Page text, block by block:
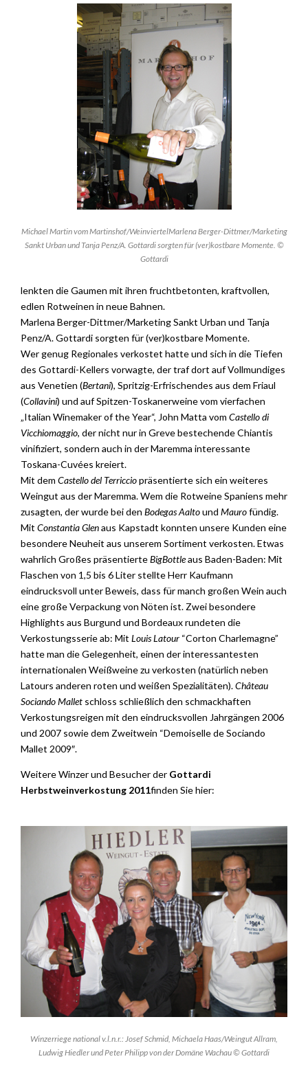
Michael Martin vom Martinshof/WeinviertelMarlena Berger-Dittmer/Marketing
Sankt Urban und Tanja Penz/A. Gottardi sorgten für (ver)kostbare Momente. ©
Gottardi
lenkten die Gaumen mit ihren fruchtbetonten, kraftvollen,
edlen Rotweinen in neue Bahnen.
Marlena Berger-Dittmer/Marketing Sankt Urban und Tanja
Penz/A. Gottardi sorgten für (ver)kostbare Momente.
Wer genug Regionales verkostet hatte und sich in die Tiefen
des Gottardi-Kellers vorwagte, der traf dort auf Vollmundiges
aus Venetien (Bertani), Spritzig-Erfrischendes aus dem Friaul
(Collavini) und auf Spitzen-Toskanerweine vom vierfachen
„Italian Winemaker of the Year“, John Matta vom Castello di
Vicchiomaggio, der nicht nur in Greve bestechende Chiantis
vinifiziert, sondern auch in der Maremma interessante
Toskana-Cuvées kreiert.
Mit dem Castello del Terricciopräsentierte sich ein weiteres
Weingut aus der Maremma. Wem die Rotweine Spaniens mehr
zusagten, der wurde bei den Bodegas Aaltound Maurofündig.
Mit Constantia Glenaus Kapstadt konnten unsere Kunden eine
besondere Neuheit aus unserem Sortiment verkosten. Etwas
wahrlich Großes präsentierteBigBottleaus Baden-Baden: Mit
Flaschen von 1,5 bis 6 Liter stellte Herr Kaufmann
eindrucksvoll unter Beweis, dass für manch großen Wein auch
eine große Verpackung von Nöten ist. Zwei besondere
Highlights aus Burgund und Bordeaux rundeten die
Verkostungsserie ab: Mit Louis Latour “Corton Charlemagne”
hatte man die Gelegenheit, einen der interessantesten
internationalen Weißweine zu verkosten (natürlich neben
Latours anderen roten und weißen Spezialitäten).Château
Sociando Mallet schloss schließlich den schmackhaften
Verkostungsreigen mit den eindrucksvollen Jahrgängen 2006
und 2007 sowie dem Zweitwein “Demoiselle de Sociando
Mallet 2009″.
Weitere Winzer und Besucher der Gottardi
Herbstweinverkostung 2011finden Sie hier:
Winzerriege national v.l.n.r.: Josef Schmid, Michaela Haas/Weingut Allram,
Ludwig Hiedler und Peter Philipp von der Domäne Wachau © Gottardi